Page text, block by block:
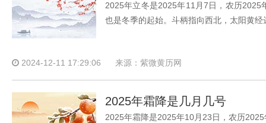
2025年立冬是2025年11月7日，农历
也是冬季的起始。斗柄指向西北，太阳黄
2024-12-11 17:29:06 来源：紫微黄历网
2025年霜降是几月几号
2025年霜降是2025年10月23日，农历